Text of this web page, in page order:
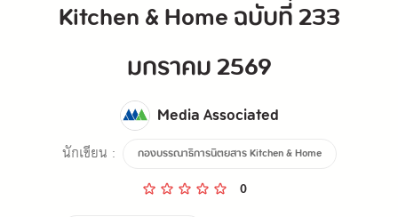
Kitchen & Home ฉบับที่ 233
มกราคม 2569
Media Associated
นักเขียน : กองบรรณาธิการนิตยสาร Kitchen & Home
0